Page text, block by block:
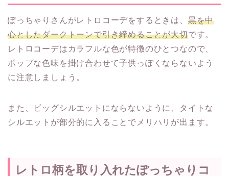
ぽっちゃりさんがレトロコーデをするときは、 黒を中
心としたダークトーンで引き締めることが大切です。
レトロコーデはカラフルな色が特徴のひとつなので、
ポップな色味を掛け合わせて子供っぽくならないよう
に注意しましょう。
また、ビッグシルエットにならないように、タイトな
シルエットが部分的に入ることでメリハリが出ます。
レトロ柄を取り入れたぽっちゃりコ